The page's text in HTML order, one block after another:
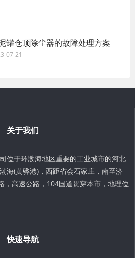
罐仓顶除尘器的故障处理方案
07-21
关于我们
位于环渤海地区重要的工业城市的河北
海(黄骅港)，西距省会石家庄，南至济
，高速公路，104国道贯穿本市，地理位
快速导航